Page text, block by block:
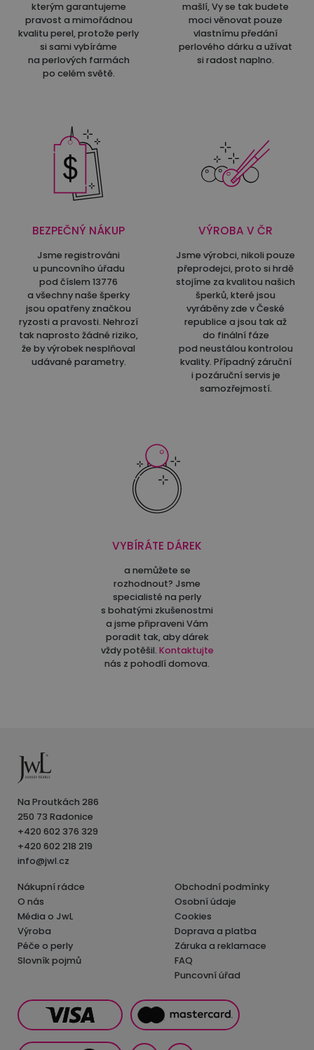
kterým garantujeme
pravost a mimořádnou
kvalitu perel, protože perly
si sami vybíráme
na perlových farmách
po celém světě.
mašlí, Vy se tak budete
moci věnovat pouze
vlastnímu předání
perlového dárku a užívat
si radost naplno.
BEZPEČNÝ NÁKUP
Jsme registrováni
u puncovního úřadu
pod číslem 13776
a všechny naše šperky
jsou opatřeny značkou
ryzosti a pravosti. Nehrozí
tak naprosto žádné riziko,
že by výrobek nesplňoval
udávané parametry.
VÝROBA V ČR
Jsme výrobci, nikoli pouze
přeprodejci, proto si hrdě
stojíme za kvalitou našich
šperků, které jsou
vyráběny zde v České
republice a jsou tak až
do finální fáze
pod neustálou kontrolou
kvality. Případný záruční
i pozáruční servis je
samozřejmostí.
VYBÍRÁTE DÁREK
a nemůžete se
rozhodnout? Jsme
specialisté na perly
s bohatými zkušenostmi
a jsme připraveni Vám
poradit tak, aby dárek
vždy potěšil. Kontaktujte
nás z pohodlí domova.
Na Proutkách 286
250 73 Radonice
+420 602 376 329
+420 602 218 219
info@jwl.cz
Nákupní rádce
O nás
Média o JwL
Výroba
Péče o perly
Slovník pojmů
Obchodní podmínky
Osobní údaje
Cookies
Doprava a platba
Záruka a reklamace
FAQ
Puncovní úřad